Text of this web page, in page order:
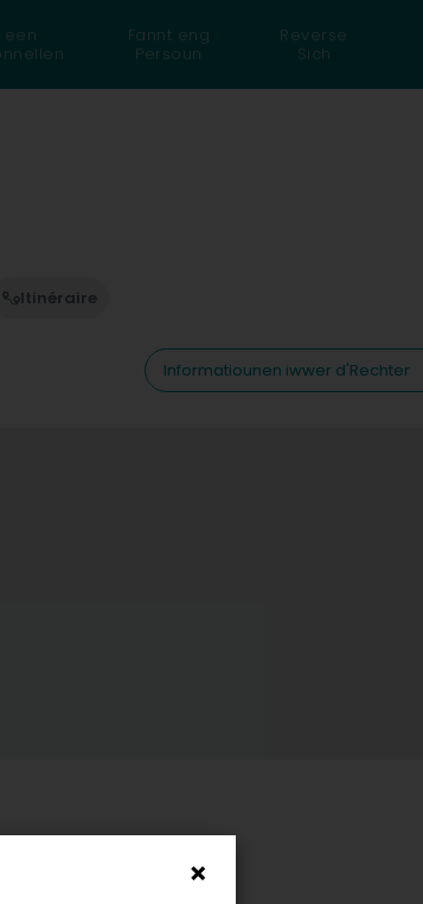
een
Fannt eng
Persoun
Reverse
Sich
Itinéraire
Informatiounen iwwer d'Rechter